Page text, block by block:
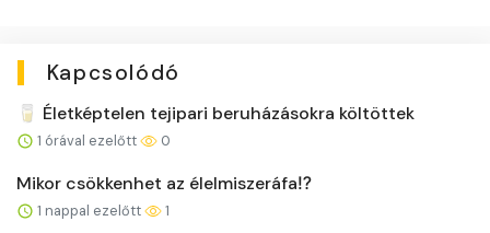
Kapcsolódó
🥛 Életképtelen tejipari beruházásokra költöttek
1 órával ezelőtt 0
Mikor csökkenhet az élelmiszeráfa⁉️
1 nappal ezelőtt 1